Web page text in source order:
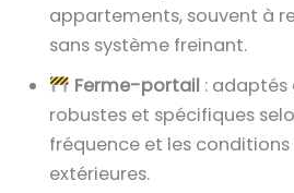
appartements, souvent à
sans système freinant.
Ferme-portail: adaptés
robustes et spécifiques
fréquence et les conditions
extérieures.